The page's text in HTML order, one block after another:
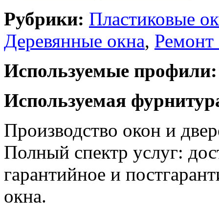
Рубрики: Пластиковые
Деревянные окна, Ремонт
Используемые профили:
Используемая
Производство окон и
Полный спектр услуг:
гарантийное и
окна.